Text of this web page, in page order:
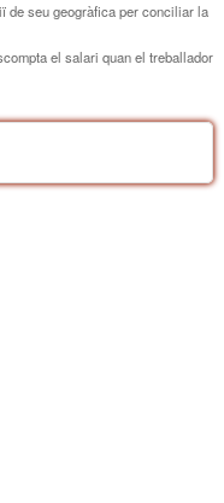
de seu geogràfica per conciliar la
el salari quan el treballador